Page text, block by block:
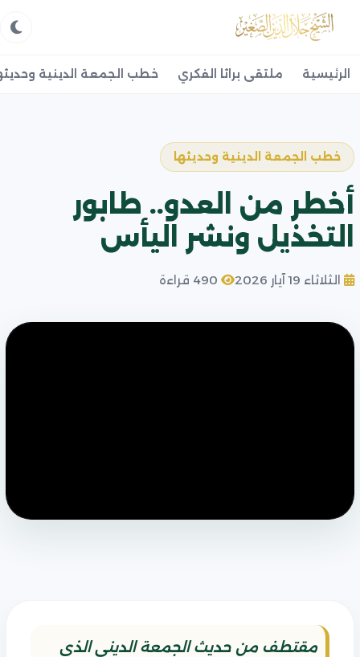
الرئيسية ملتقى براثا الفكري خطب الجمعة الدينية
خطب الجمعة الدينية وحديثها
أخطر من العدو.. طابور
التخذيل ونشر اليأس
الثلاثاء 19 آيار 2026
مقتطف من حديث الجمعة الديني الذي